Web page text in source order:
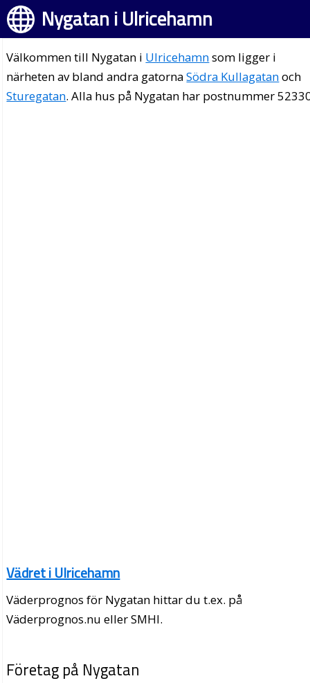
Nygatan i Ulricehamn
Välkommen till Nygatan i Ulricehamnsom ligger i
närheten av bland andra gatornaSödra Kullagatanoch
Sturegatan. Alla hus på Nygatan har postnummer
Vädret i Ulricehamn
Väderprognos för Nygatan hittar du t.ex. på
Väderprognos.nu eller SMHI.
Företag på Nygatan